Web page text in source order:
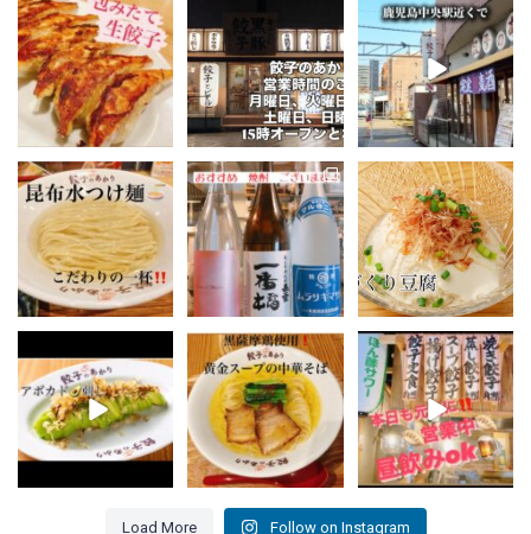
こんにちは♪餃子のあか
りです🥟
本日も元気に営業中で
す👍
...
15 0
いつも沢山のご来店あ
りがとうございます🙇
...
16 0
毎日手作りの黒豚餃子
とビール。�
鹿児島の食が包まれた
王道の焼き餃子や...
56 0
こんにちは♪餃子のあか
りです🥟
お待たせしましたー‼️
...
23 0
こんにちは♪餃子のあか
りです🥟
昨日は沢山のご来店あ
りがとうございます😊
...
9 0
こんにちは♪餃子のあか
りです🥟
先日も沢山のご来店あ
りがとうございます😊
...
14 0
りです🥟
本日も元気に営業中で
す👍
...
こんにちは♪餃子のあか
りです🥟
先日も沢山のご来店あ
りがとうございます😊
...
15 0
こんばんは♪餃子のあか
りです🥟
本日も元気に営業中で
す👍
...
9 0
Load More Follow on Instagram